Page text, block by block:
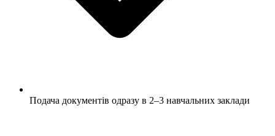
Подача документів одразу в 2–3 навчальних заклади